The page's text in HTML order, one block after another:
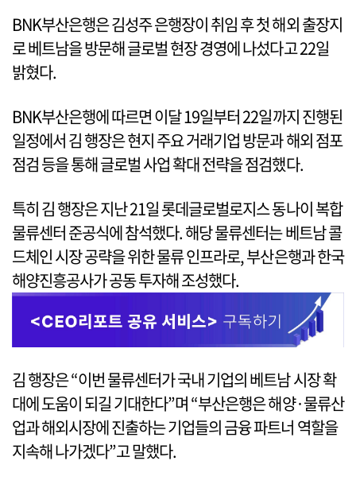
BNK부산은행은 김성주 은행장이 취임 후 첫 해외 출장지
로 베트남을 방문해 글로벌 현장 경영에 나섰다고 22일
밝혔다.
BNK부산은행에 따르면 이달 19일부터 22일까지 진행된
일정에서 김 행장은 현지 주요 거래기업 방문과 해외 점포
점검 등을 통해 글로벌 사업 확대 전략을 점검했다.
특히 김 행장은 지난 21일 롯데글로벌로지스 동나이 복합
물류센터 준공식에 참석했다. 해당 물류센터는 베트남 콜
드체인 시장 공략을 위한 물류 인프라로, 부산은행과 한국
해양진흥공사가 공동 투자해 조성했다.
김 행장은 “이번 물류센터가 국내 기업의 베트남 시장 확
대에 도움이 되길 기대한다”며 “부산은행은 해양·물류산
업과 해외시장에 진출하는 기업들의 금융 파트너 역할을
지속해 나가겠다”고 말했다.